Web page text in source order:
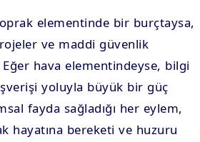
elementinde bir burçtaysa,
ve maddi güvenlik
hava elementindeyse, bilgi
yoluyla büyük bir güç
fayda sağladığı her eylem,
hayatına bereketi ve huzuru